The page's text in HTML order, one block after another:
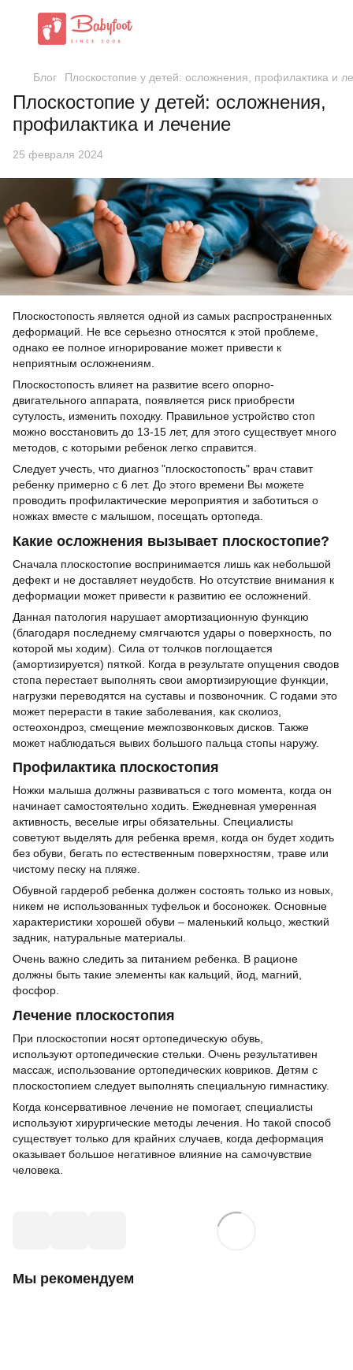
Блог Плоскостопие у детей: осложнения, профилактика и
Плоскостопие у детей: осложнения,
профилактика и лечение
25 февраля 2024
Плоскостопость является одной из самых распространенных
деформаций. Не все серьезно относятся к этой проблеме,
однако ее полное игнорирование может привести к
неприятным осложнениям.
Плоскостопость влияет на развитие всего опорно-
двигательного аппарата, появляется риск приобрести
сутулость, изменить походку. Правильное устройство стоп
можно восстановить до 13-15 лет, для этого существует много
методов, с которыми ребенок легко справится.
Следует учесть, что диагноз "плоскостопость" врач ставит
ребенку примерно с 6 лет. До этого времени Вы можете
проводить профилактические мероприятия и заботиться о
ножках вместе с малышом, посещать ортопеда.
Какие осложнения вызывает плоскостопие?
Сначала плоскостопие воспринимается лишь как небольшой
дефект и не доставляет неудобств. Но отсутствие внимания к
деформации может привести к развитию ее осложнений.
Данная патология нарушает амортизационную функцию
(благодаря последнему смягчаются удары о поверхность, по
которой мы ходим). Сила от толчков поглощается
(амортизируется) пяткой. Когда в результате опущения сводов
стопа перестает выполнять свои амортизирующие функции,
нагрузки переводятся на суставы и позвоночник. С годами это
может перерасти в такие заболевания, как сколиоз,
остеохондроз, смещение межпозвонковых дисков. Также
может наблюдаться вывих большого пальца стопы наружу.
Профилактика плоскостопия
Ножки малыша должны развиваться с того момента, когда он
начинает самостоятельно ходить. Ежедневная умеренная
активность, веселые игры обязательны. Специалисты
советуют выделять для ребенка время, когда он будет ходить
без обуви, бегать по естественным поверхностям, траве или
чистому песку на пляже.
Обувной гардероб ребенка должен состоять только из новых,
никем не использованных туфельок и босоножек. Основные
характеристики хорошей обуви – маленький кольцо, жесткий
задник, натуральные материалы.
Очень важно следить за питанием ребенка. В рационе
должны быть такие элементы как кальций, йод, магний,
фосфор.
Лечение плоскостопия
При плоскостопии носят ортопедическую обувь,
используют ортопедические стельки. Очень результативен
массаж, использование ортопедических ковриков. Детям с
плоскостопием следует выполнять специальную гимнастику.
Когда консервативное лечение не помогает, специалисты
используют хирургические методы лечения. Но такой способ
существует только для крайних случаев, когда деформация
оказывает большое негативное влияние на самочувствие
человека.
Мы рекомендуем